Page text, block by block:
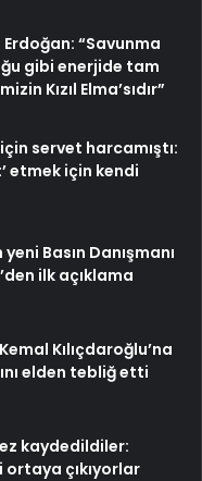
“Savunma
gibi enerjide tam
Kızıl Elma’sıdır”
servet harcamıştı:
etmek için kendi
Basın Danışmanı
ilk açıklama
Kılıçdaroğlu’na
elden tebliğ etti
kaydedildiler:
çıkıyorlar